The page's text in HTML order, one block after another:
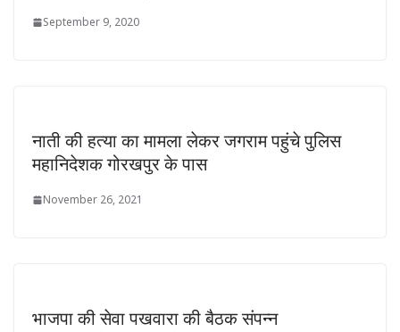
September 9, 2020
नाती की हत्या का मामला लेकर जगराम पहुंचे पुलिस
महानिदेशक गोरखपुर के पास
November 26, 2021
भाजपा की सेवा पखवारा की बैठक संपन्न